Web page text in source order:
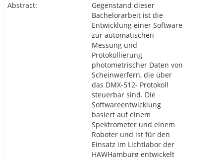
Abstract:
Gegenstand dieser
Bachelorarbeit ist die
Entwicklung einer Software
zur automatischen
Messung und
Protokollierung
photometrischer Daten von
Scheinwerfern, die über
das DMX-512- Protokoll
steuerbar sind. Die
Softwareentwicklung
basiert auf einem
Spektrometer und einem
Roboter und ist für den
Einsatz im Lichtlabor der
HAWHamburg entwickelt